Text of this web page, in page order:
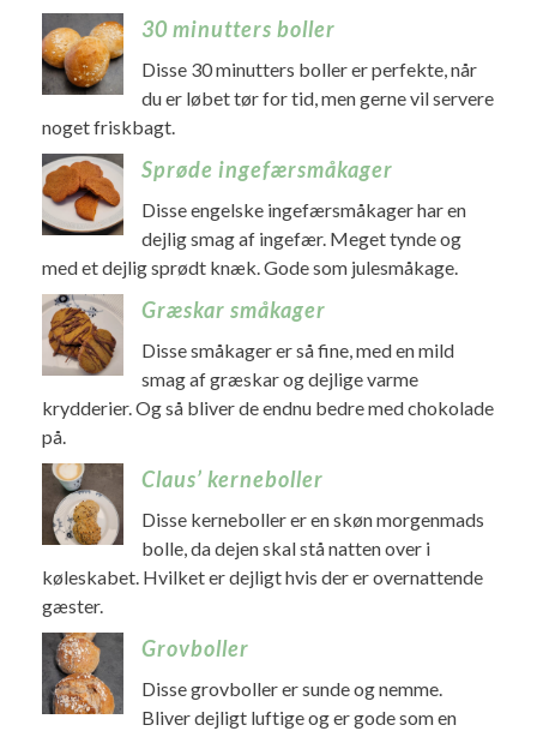
30 minutters boller
Disse 30 minutters boller er perfekte, når
du er løbet tør for tid, men gerne vil servere
noget friskbagt.
Sprøde ingefærsmåkager
Disse engelske ingefærsmåkager har en
dejlig smag af ingefær. Meget tynde og
med et dejlig sprødt knæk. Gode som julesmåkage.
Græskar småkager
Disse småkager er så fine, med en mild
smag af græskar og dejlige varme
krydderier. Og så bliver de endnu bedre med chokolade
på.
Claus’ kerneboller
Disse kerneboller er en skøn morgenmads
bolle, da dejen skal stå natten over i
køleskabet. Hvilket er dejligt hvis der er overnattende
gæster.
Grovboller
Disse grovboller er sunde og nemme.
Bliver dejligt luftige og er gode som en